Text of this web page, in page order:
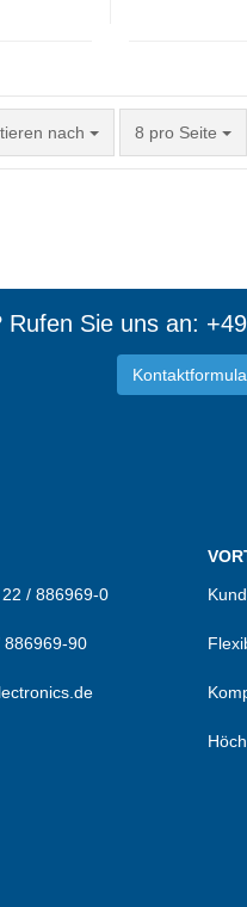
nach
nach 8 pro Seite
pro Seite
Sie uns an:
/ 886969-0
90